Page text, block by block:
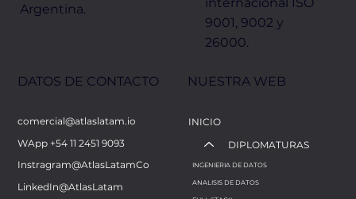
Argentina.
DATOS DE CONTACTO
comercial@atlaslatam.io
WApp +54 11 2451 9093
Instragram@AtlasLatamCo
LinkedIn@AtlasLatam
NUESTRA WEB
INICIO
DIPLOMATURAS
INGENIERIA DE DATOS
ANALISIS DE DATOS
9001, 9002 y
26000.